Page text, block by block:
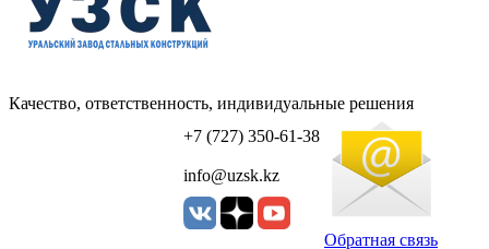
УЗСК Казахстан
Качество, ответственность, индивидуальные решения
+7 (727) 350-61-38
info@uzsk.kz
Обратная связь